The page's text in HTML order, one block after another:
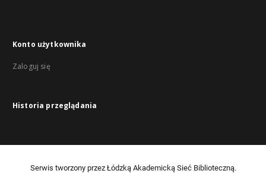
Konto użytkownika
Zaloguj się
Historia przeglądania
Serwis tworzony przez Łódzką Akademicką Sieć Biblioteczną.